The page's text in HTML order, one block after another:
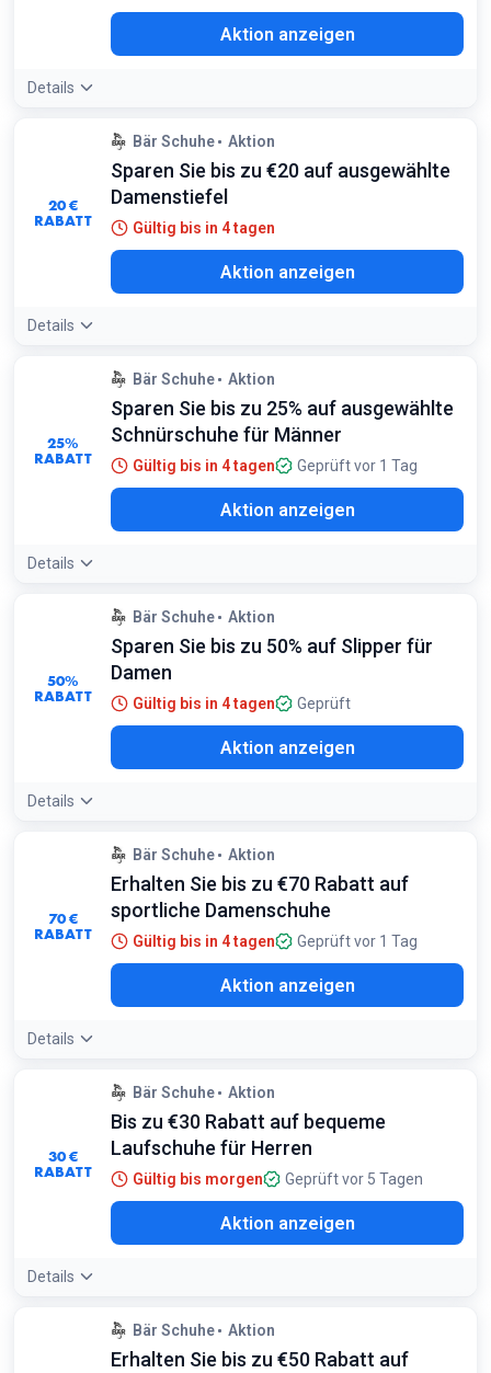
Aktion anzeigen
Details
20 €
RABATT
Bär Schuhe Aktion
Sparen Sie bis zu €20 auf ausgewählte
Damenstiefel
Gültig bis in 4 tagen
Aktion anzeigen
Details
25%
RABATT
Bär Schuhe Aktion
Sparen Sie bis zu 25% auf ausgewählte
Schnürschuhe für Männer
Gültig bis in 4 tagen Geprüft vor 1 Tag
Aktion anzeigen
Details
50%
RABATT
Bär Schuhe Aktion
Sparen Sie bis zu 50% auf Slipper für
Damen
Gültig bis in 4 tagen Geprüft
Aktion anzeigen
Details
70 €
RABATT
Bär Schuhe Aktion
Erhalten Sie bis zu €70 Rabatt auf
sportliche Damenschuhe
Gültig bis in 4 tagen Geprüft vor 1 Tag
Aktion anzeigen
Details
30 €
RABATT
Bär Schuhe Aktion
Bis zu €30 Rabatt auf bequeme
Laufschuhe für Herren
Gültig bis morgen Geprüft vor 5 Tagen
Aktion anzeigen
Details
Bär Schuhe Aktion
Erhalten Sie bis zu €50 Rabatt auf